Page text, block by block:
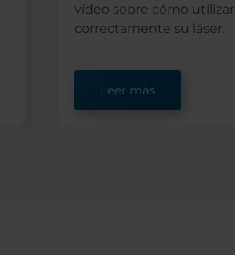
vídeo sobre cómo
correctamente su láser.
Leer más